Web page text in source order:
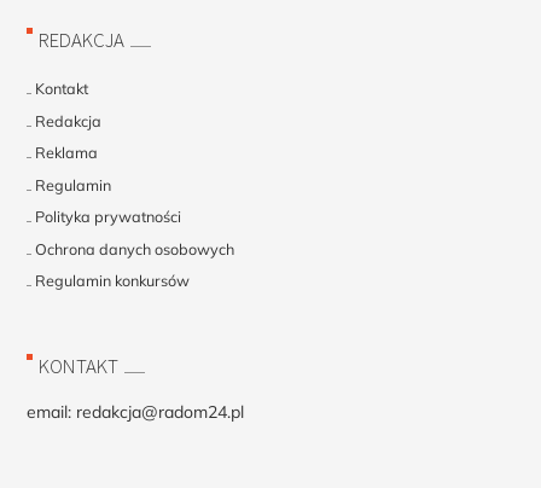
REDAKCJA
Kontakt
Redakcja
Reklama
Regulamin
Polityka prywatności
Ochrona danych osobowych
Regulamin konkursów
KONTAKT
email: redakcja@radom24.pl